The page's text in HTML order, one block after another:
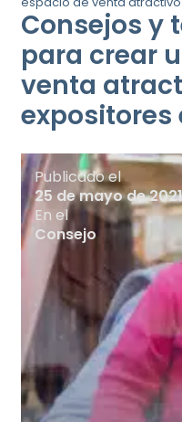
Consejos y
para crear
venta
expositores
Publicado el
25 de mayo de 2021
En el
Consejo